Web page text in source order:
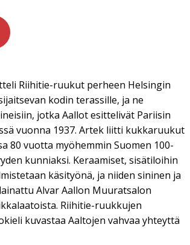
Riihitie-ruukut perheen Helsingin
kodin terassille, ja ne
jotka Aallot esittelivät Pariisin
vuonna 1937. Artek liitti kukkaruukut
80 vuotta myöhemmin Suomen 100-
kunniaksi. Keraamiset, sisätiloihin
käsityönä, ja niiden sininen ja
Alvar Aallon Muuratsalon
Riihitie-ruukkujen
kuvastaa Aaltojen vahvaa yhteyttä